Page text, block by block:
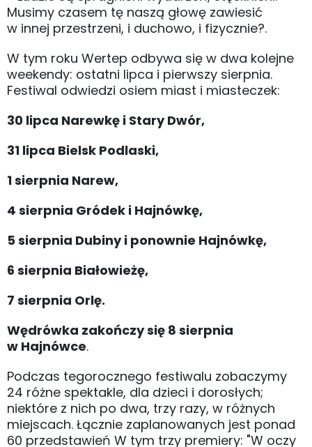
Musimy czasem tę naszą głowę zawiesić
w innej przestrzeni, i duchowo, i fizycznie?.
W tym roku Wertep odbywa się w dwa kolejne
weekendy: ostatni lipca i pierwszy sierpnia.
Festiwal odwiedzi osiem miast i miasteczek:
30 lipca Narewkę i Stary Dwór,
31 lipca Bielsk Podlaski,
1 sierpnia Narew,
4 sierpnia Gródek i Hajnówkę,
5 sierpnia Dubiny i ponownie Hajnówkę,
6 sierpnia Białowieżę,
7 sierpnia Orlę.
Wędrówka zakończy się 8 sierpnia
w Hajnówce.
Podczas tegorocznego festiwalu zobaczymy
24 różne spektakle, dla dzieci i dorosłych;
niektóre z nich po dwa, trzy razy, w różnych
miejscach. Łącznie zaplanowanych jest ponad
60 przedstawień W tym trzy premiery: "W oczy